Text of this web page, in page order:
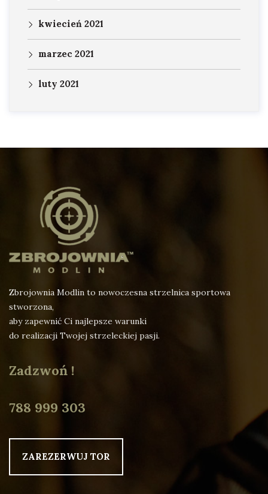
kwiecień 2021
marzec 2021
luty 2021
Zbrojownia Modlin to nowoczesna strzelnica sportowa
stworzona,
aby zapewnić Ci najlepsze warunki
do realizacji Twojej strzeleckiej pasji.
Zadzwoń !
788 999 303
ZAREZERWUJ TOR